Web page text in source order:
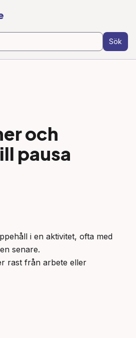
Sök
och
pausa
i en aktivitet, ofta med
senare.
rast från arbete eller